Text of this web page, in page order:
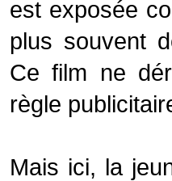
est exposée
plus souvent
Ce film ne
règle
Mais ici, la